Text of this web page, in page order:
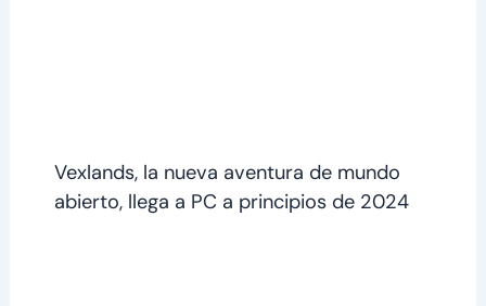
Vexlands, la nueva aventura de mundo
abierto, llega a PC a principios de 2024